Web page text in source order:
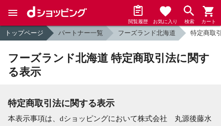
閲覧履歴 お気に入り 検索 カート
トップページ パートナー一覧 フーズランド北海道 特定商取
フーズランド北海道 特定商取引法に関す
る表示
特定商取引法に関する表示
本表示事項は、dショッピングにおいて株式会社 丸源後藤水